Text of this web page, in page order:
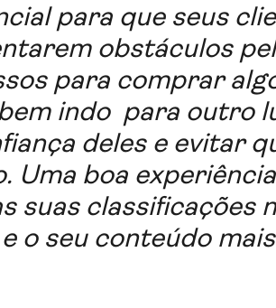
para que seus
obstáculos
para comprar
indo para outro
deles e evitar
Uma boa
suas classificações
o seu conteúdo